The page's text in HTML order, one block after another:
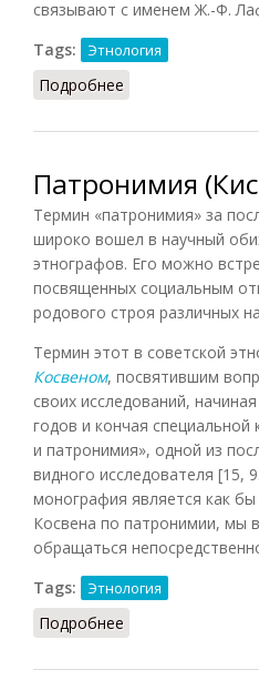
связывают с именем Ж.-Ф.
Tags:
Этнология
Подробнее
Патронимия
Термин «патронимия» за
широко вошел в научный
этнографов. Его можно
посвященных социальным
родового строя различных
Термин этот в советской
Косвеном, посвятившим
своих исследований,
годов и кончая
и патронимия», одной из
видного исследователя [15,
монография является как
Косвена по патронимии, мы
обращаться
Tags:
Этнология
Подробнее